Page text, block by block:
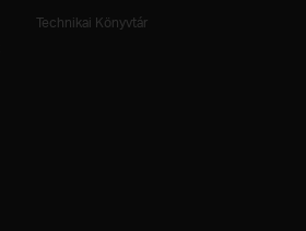
Technikai Könyvtár